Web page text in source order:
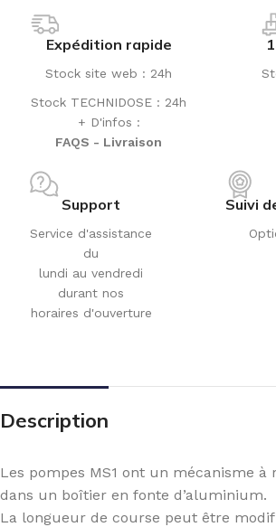
Expédition rapide
Stock site web : 24h
Stock TECHNIDOSE : 24h
+ D'infos :
FAQS - Livraison
Support
Service d'assistance
du
lundi au vendredi
durant nos
horaires d'ouverture
Suivi
Description
Les pompes MS1 ont un mécanisme à
dans un boîtier en fonte d’aluminium.
La longueur de course peut être